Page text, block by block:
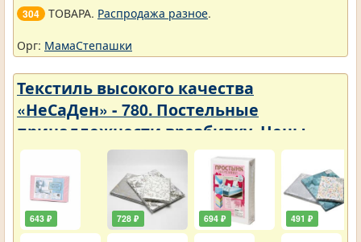
304 ТОВАРА. Распродажа разное.
Орг: МамаСтепашки
Текстиль высокого качества
«НеСаДен» - 780. Постельные
принадлежности вразбивку. Цены
упали
643 ₽ 728 ₽ 694 ₽ 491 ₽